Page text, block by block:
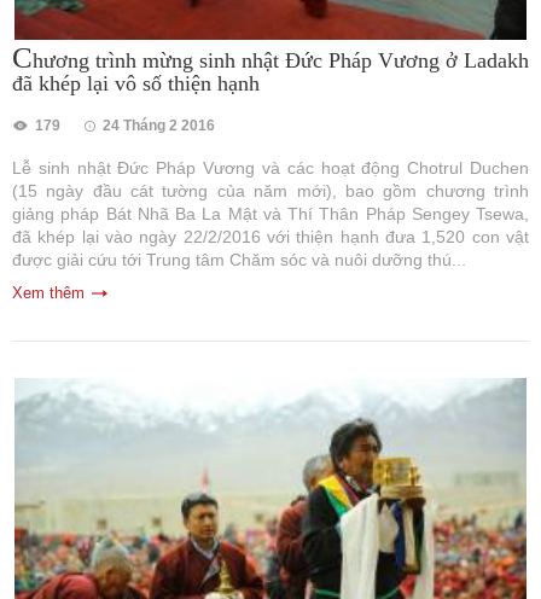
Chương trình mừng sinh nhật Đức Pháp Vương ở Ladakh
đã khép lại vô số thiện hạnh
179 24 Tháng 2 2016
Lễ sinh nhật Đức Pháp Vương và các hoạt động Chotrul Duchen
(15 ngày đầu cát tường của năm mới), bao gồm chương trình
giảng pháp Bát Nhã Ba La Mật và Thí Thân Pháp Sengey Tsewa,
đã khép lại vào ngày 22/2/2016 với thiện hạnh đưa 1,520 con vật
được giải cứu tới Trung tâm Chăm sóc và nuôi dưỡng thú...
Xem thêm